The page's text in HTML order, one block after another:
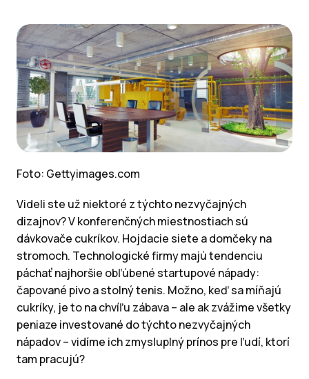
Foto: Gettyimages.com
Videli ste už niektoré z týchto nezvyčajných
dizajnov? V konferenčných miestnostiach sú
dávkovače cukríkov. Hojdacie siete a domčeky na
stromoch. Technologické firmy majú tendenciu
páchať najhoršie obľúbené startupové nápady:
čapované pivo a stolný tenis. Možno, keď sa míňajú
cukríky, je to na chvíľu zábava – ale ak zvážime všetky
peniaze investované do týchto nezvyčajných
nápadov – vidíme ich zmysluplný prínos pre ľudí, ktorí
tam pracujú?